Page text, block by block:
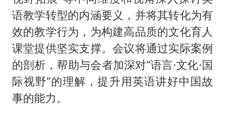
语教学转型的内涵要义，并将其转化为有
效的教学行为，为构建高品质的文化育人
课堂提供坚实支撑。会议将通过实际案例
的剖析，帮助与会者加深对“语言·文化·国
际视野”的理解，提升用英语讲好中国故
事的能力。